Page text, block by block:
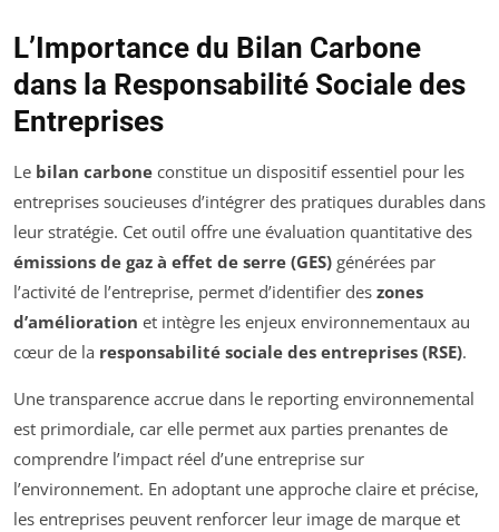
L’Importance du Bilan Carbone
dans la Responsabilité Sociale des
Entreprises
Le bilan carbone constitue un dispositif essentiel pour les
entreprises soucieuses d’intégrer des pratiques durables dans
leur stratégie. Cet outil offre une évaluation quantitative des
émissions de gaz à effet de serre (GES) générées par
l’activité de l’entreprise, permet d’identifier des zones
d’amélioration et intègre les enjeux environnementaux au
cœur de la responsabilité sociale des entreprises (RSE).
Une transparence accrue dans le reporting environnemental
est primordiale, car elle permet aux parties prenantes de
comprendre l’impact réel d’une entreprise sur
l’environnement. En adoptant une approche claire et précise,
les entreprises peuvent renforcer leur image de marque et